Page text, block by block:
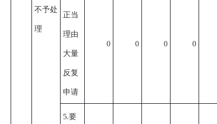
不予处
理
正当
理由
大量
反复
申请
0 0 0 0
5.要